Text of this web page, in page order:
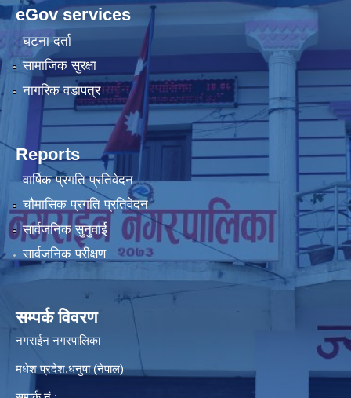
eGov services
घटना दर्ता
सामाजिक सुरक्षा
नागरिक वडापत्र
Reports
वार्षिक प्रगति प्रतिवेदन
चौमासिक प्रगति प्रतिवेदन
सार्वजनिक सुनुवाई
सार्वजनिक परीक्षण
सम्पर्क विवरण
नगराईन नगरपालिका
मधेश प्रदेश,धनुषा (नेपाल)